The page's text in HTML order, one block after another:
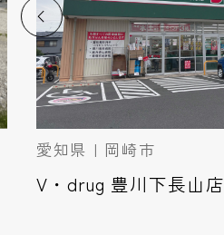
愛知県 | 岡崎市
V・drug 豊川下長山店